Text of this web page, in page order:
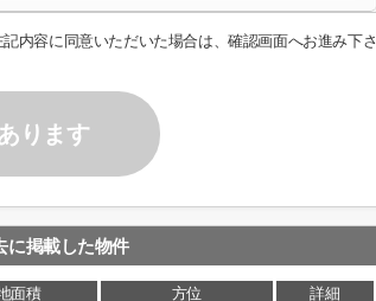
内容に同意いただいた場合は、確認画面へお進み下さ
ります
に掲載した物件
面積 方位
詳細